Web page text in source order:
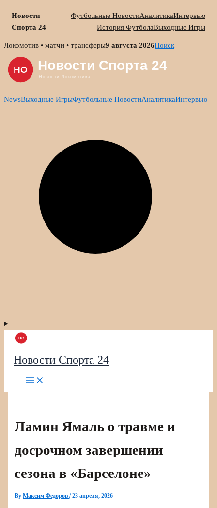
Новости
Спорта 24
Футбольные НовостиАналитикаИнтервью
История ФутболаВыходные Игры
Skip
content
Локомотив • матчи • трансферы9 августа 2026Поиск
NewsВыходные ИгрыФутбольные НовостиАналитикаИнтервью
Новости Спорта 24
Ламин Ямаль о травме и
досрочном завершении
сезона в «Барселоне»
ByМаксим Федоров/23 апреля, 2026